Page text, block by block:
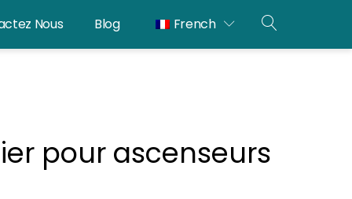
Nous Blog French
pour ascenseurs